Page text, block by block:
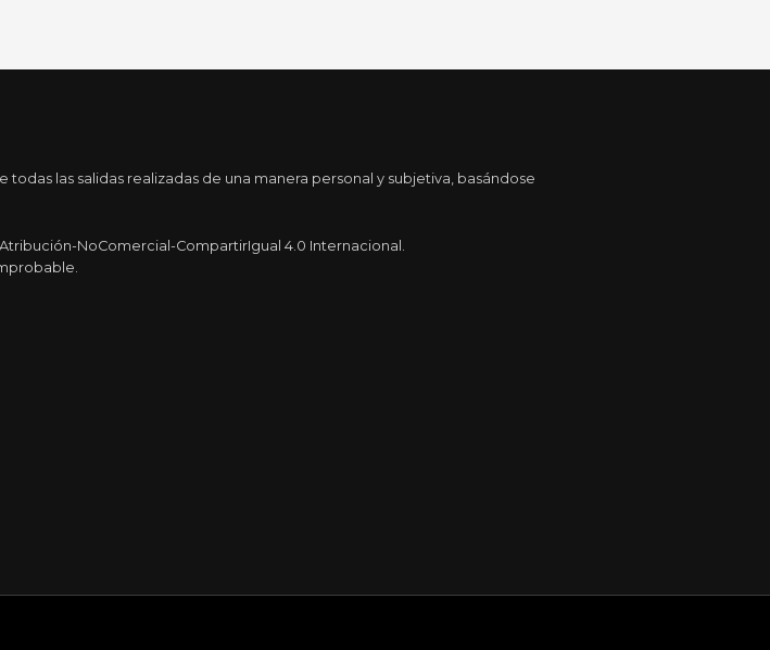
las salidas realizadas de una manera personal y subjetiva, basándose
NoComercial-CompartirIgual 4.0 Internacional.